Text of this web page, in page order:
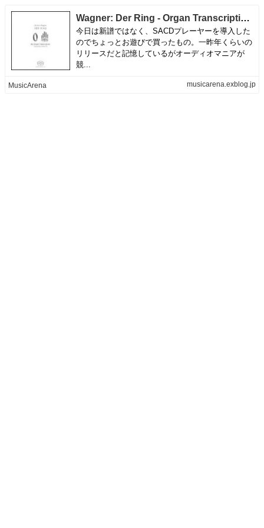
Wagner: Der Ring - Organ Transcriptions@H. Albrecht | MusicArena
今日は新譜ではなく、SACDプレーヤーを導入した
のでちょっとお遊びで買ったもの。一昨年くらいの
リリースだと記憶しているがオーディオマニアが
競...
MusicArena musicarena.exblog.jp